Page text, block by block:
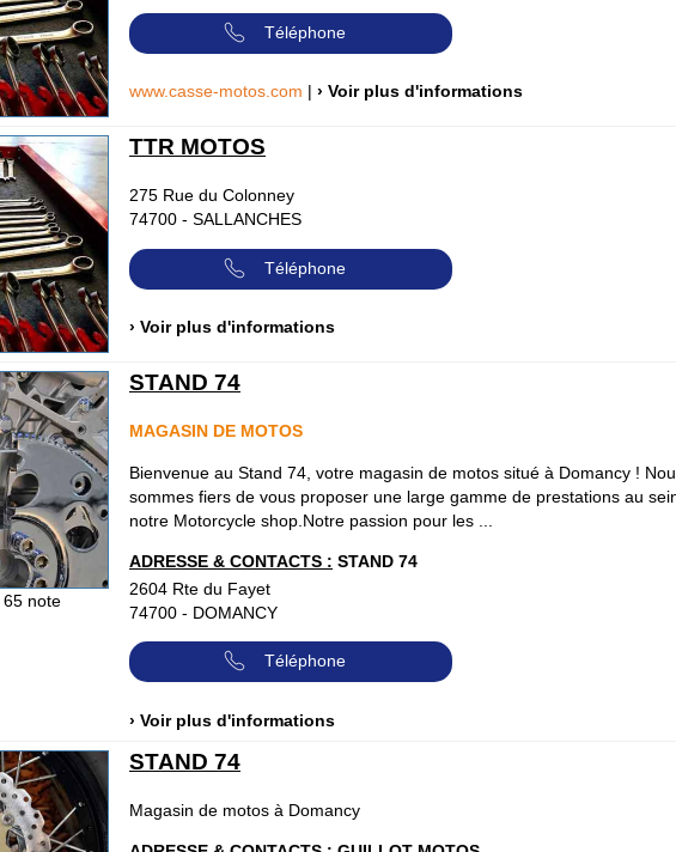
Téléphone
www.casse-motos.com | › Voir plus d'informations
TTR MOTOS
275 Rue du Colonney
74700 - SALLANCHES
Téléphone
› Voir plus d'informations
65 note
STAND 74
MAGASIN DE MOTOS
Bienvenue au Stand 74, votre magasin de motos situé à Domancy !
sommes fiers de vous proposer une large gamme de prestations au
notre Motorcycle shop.Notre passion pour les ...
ADRESSE & CONTACTS : STAND 74
2604 Rte du Fayet
74700 - DOMANCY
Téléphone
› Voir plus d'informations
STAND 74
Magasin de motos à Domancy